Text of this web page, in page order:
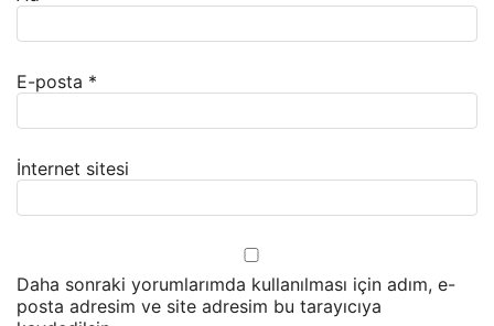
E-posta *
İnternet sitesi
Daha sonraki yorumlarımda kullanılması için adım, e-
posta adresim ve site adresim bu tarayıcıya